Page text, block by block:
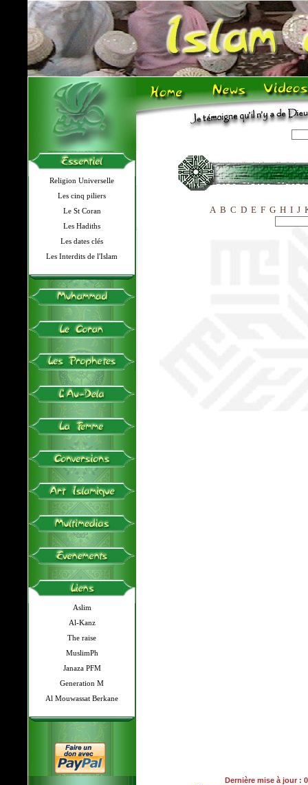
Religion Universelle
Les cinq piliers
Le St Coran
Les Hadiths
Les dates clés
Les Interdits de l'Islam
Aslim
Al-Kanz
The raise
MuslimPh
Janaza PFM
Generation M
Al Mouwassat Berkane
A B C D E F G H I J
Dernière mise à jour :